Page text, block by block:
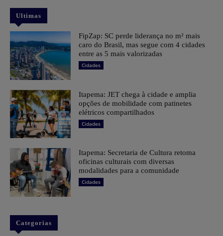
Ultimas
FipZap: SC perde liderança no m² mais
caro do Brasil, mas segue com 4 cidades
entre as 5 mais valorizadas
Cidades
Itapema: JET chega à cidade e amplia
opções de mobilidade com patinetes
elétricos compartilhados
Cidades
Itapema: Secretaria de Cultura retoma
oficinas culturais com diversas
modalidades para a comunidade
Cidades
Categorias